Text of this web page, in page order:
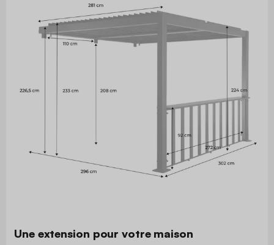
Une extension pour votre maison